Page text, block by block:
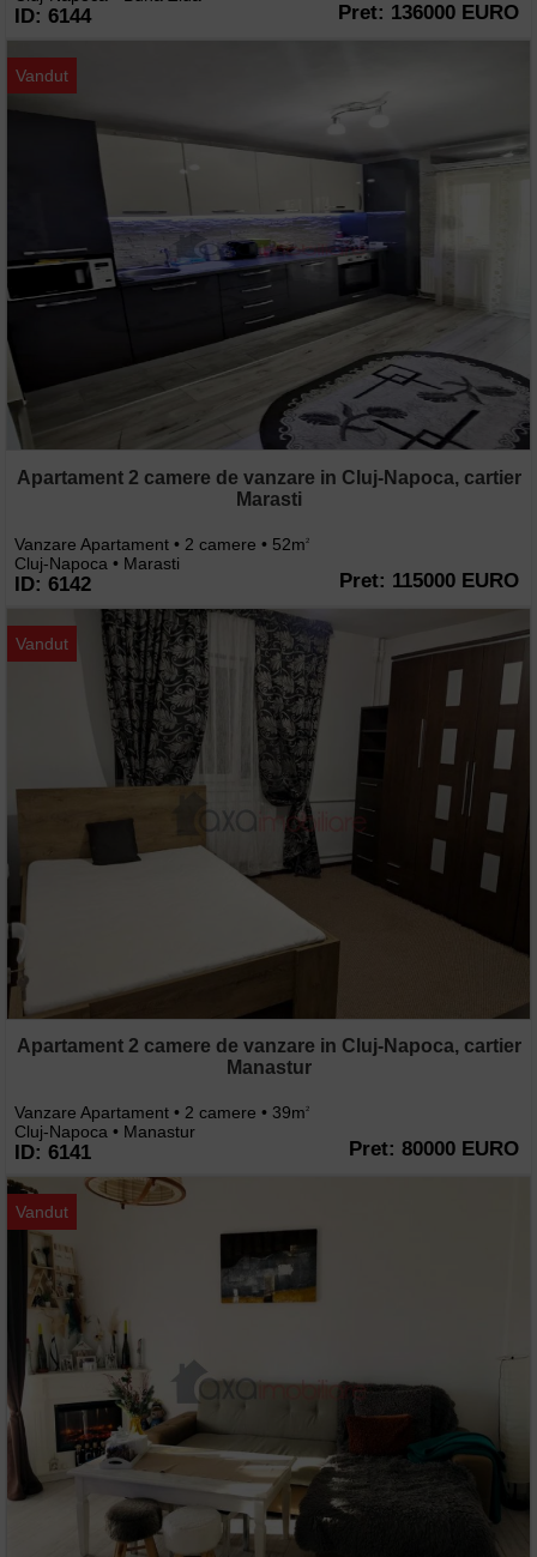
ID: 6144 Pret: 136000 EURO
Vandut
Apartament 2 camere de vanzare in Cluj-Napoca, cartier
Marasti
Vanzare Apartament • 2 camere • 52m2
Cluj-Napoca • Marasti
ID: 6142 Pret: 115000 EURO
Vandut
Apartament 2 camere de vanzare in Cluj-Napoca, cartier
Manastur
Vanzare Apartament • 2 camere • 39m2
Cluj-Napoca • Manastur
ID: 6141 Pret: 80000 EURO
Vandut